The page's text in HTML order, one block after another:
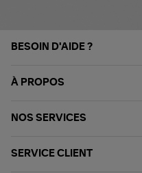
BESOIN D'AIDE ?
À PROPOS
NOS SERVICES
SERVICE CLIENT